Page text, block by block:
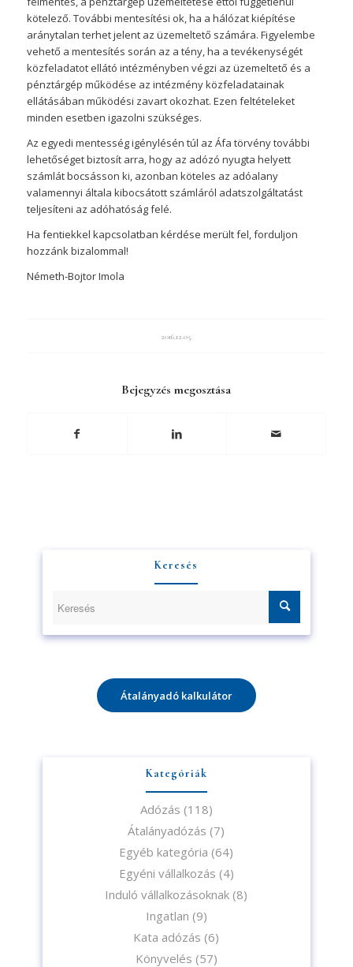
kötelező. További mentesítési ok, ha a hálózat kiépítése
aránytalan terhet jelent az üzemeltető számára. Figyelembe
vehető a mentesítés során az a tény, ha a tevékenységét
közfeladatot ellátó intézményben végzi az üzemeltető és a
pénztárgép működése az intézmény közfeladatainak
ellátásában működési zavart okozhat. Ezen feltételeket
minden esetben igazolni szükséges.
Az egyedi mentesség igénylésén túl az Áfa törvény további
lehetőséget biztosít arra, hogy az adózó nyugta helyett
számlát bocsásson ki, azonban köteles az adóalany
valamennyi általa kibocsátott számláról adatszolgáltatást
teljesíteni az adóhatóság felé.
Ha fentiekkel kapcsolatban kérdése merült fel, forduljon
hozzánk bizalommal!
Németh-Bojtor Imola
2016.12.05.
Bejegyzés megosztása
Keresés
Átalányadó kalkulátor
Kategóriák
Adózás (118)
Átalányadózás (7)
Egyéb kategória (64)
Egyéni vállalkozás (4)
Induló vállalkozásoknak (8)
Ingatlan (9)
Kata adózás (6)
Könyvelés (57)
Iratkozzon fel hírlevelünkre!